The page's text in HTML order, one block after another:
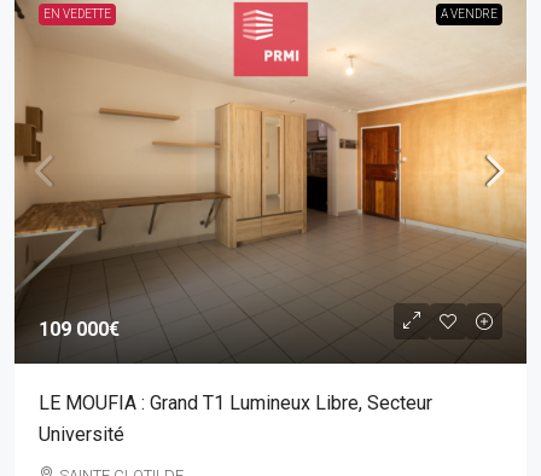
EN VEDETTE A VENDRE
109 000€
LE MOUFIA : Grand T1 Lumineux Libre, Secteur
Université